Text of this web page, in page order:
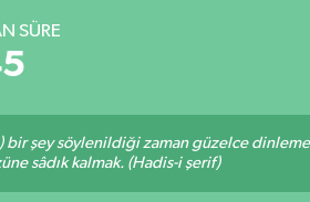
SÜRE
şey söylenildiği zaman güzelce
sâdık kalmak. (Hadis-i şerif)